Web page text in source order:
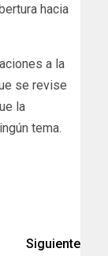
hacia
a la
se revise
la
tema.
Siguiente